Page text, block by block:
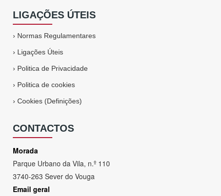
LIGAÇÕES ÚTEIS
› Normas Regulamentares
› Ligações Úteis
› Politica de Privacidade
› Politica de cookies
›Cookies (Definições)
CONTACTOS
Morada
Parque Urbano da Vila, n.º 110
3740-263 Sever do Vouga
Email geral